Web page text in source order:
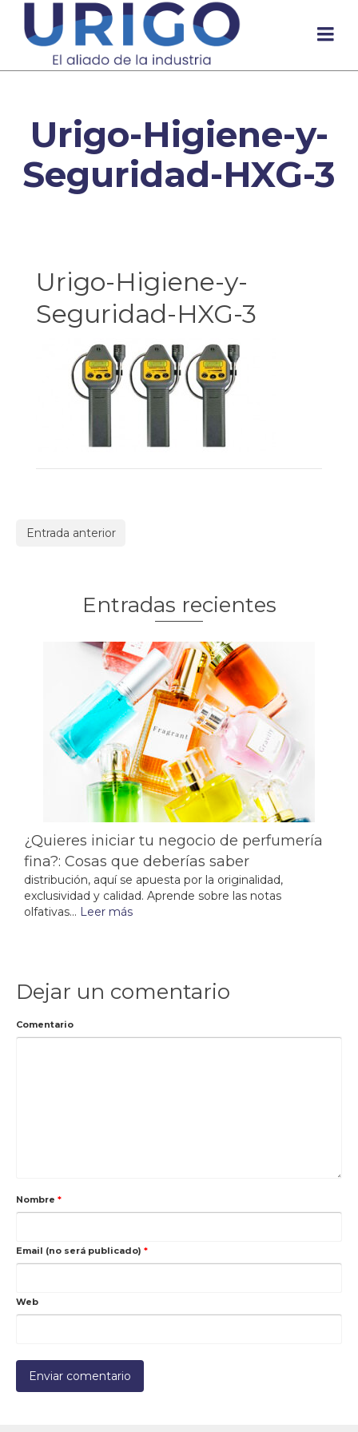
Urigo-Higiene-y-
Seguridad-HXG-3
Urigo-Higiene-y-
Seguridad-HXG-3
Entrada anterior
Entradas recientes
¿Quieres iniciar tu negocio de perfumería
fina?: Cosas que deberías saber
distribución, aquí se apuesta por la originalidad,
exclusividad y calidad. Aprende sobre las notas
olfativas... Leer más
Dejar un comentario
Comentario
Nombre *
Email (no será publicado) *
Web